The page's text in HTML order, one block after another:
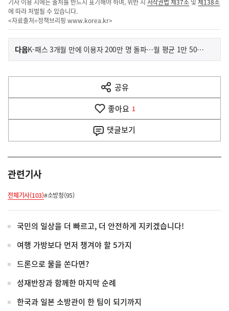
기사 이용 시에는 출처를 반드시 표기해야 하며, 위반 시 저작권법 제37조 및제138조
에 따라 처벌될 수 있습니다.
<자료출처=정책브리핑 www.korea.kr>
이
전
다
음
다음기
사
K-패스 3개월 만에 이용자 200만 명 돌파…월 평균 1만 5000원 환급 #민생토론 후속조치
공유
열
기
좋아요 1
댓글보기
관련기사
전체기사(103)#소방청(95)
국민의 일상을 더 빠르고, 더 안전하게 지키겠습니다!
여행 가방보다 먼저 챙겨야 할 5가지
드론으로 물을 쏜다면?
성재반장과 함께한 마지막 순례
한국과 일본 소방관이 한 팀이 되기까지